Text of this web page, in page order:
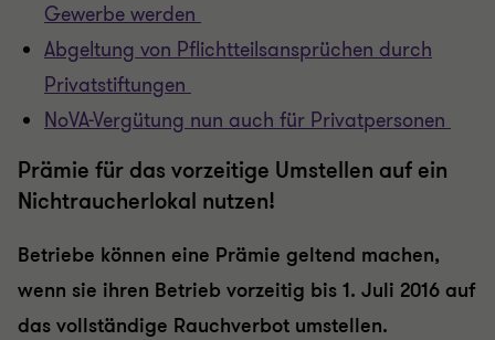
Gewerbe werden
Abgeltung von Pflichtteilsansprüchen durch
Privatstiftungen
NoVA-Vergütung nun auch für Privatpersonen
Prämie für das vorzeitige Umstellen auf ein
Nichtraucherlokal nutzen!
Betriebe können eine Prämie geltend machen,
wenn sie ihren Betrieb vorzeitig bis 1. Juli 2016 auf
das vollständige Rauchverbot umstellen.